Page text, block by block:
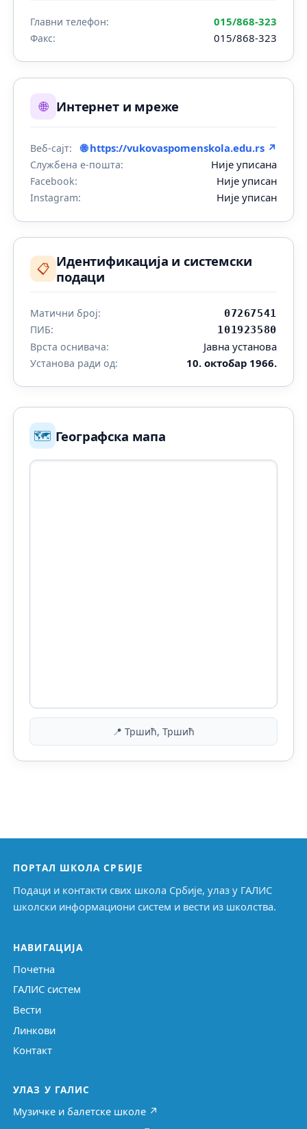
Главни телефон: 015/868-323
Факс: 015/868-323
🌐 Интернет и мреже
Веб-сајт: 🌐 https://vukovaspomenskola.edu.rs ↗
Службена е-пошта: Није уписана
Facebook: Није уписан
Instagram: Није уписан
📋 Идентификација и системски
подаци
Матични број: 07267541
ПИБ: 101923580
Врста оснивача: Јавна установа
Установа ради од: 10. октобар 1966.
🗺️ Географска мапа
📍 Тршић, Тршић
ПОРТАЛ ШКОЛА СРБИЈЕ
Подаци и контакти свих школа Србије, улаз у ГАЛИС
школски информациони систем и вести из школства.
НАВИГАЦИЈА
Почетна
ГАЛИС систем
Вести
Линкови
Контакт
УЛАЗ У ГАЛИС
Музичке и балетске школе ↗